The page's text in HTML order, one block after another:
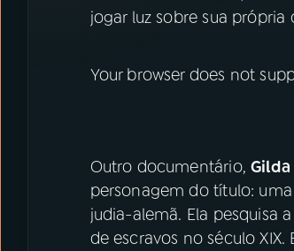
jogar luz sobre sua própria
Your browser does not
Outro documentário,
personagem do título:
judia-alemã. Ela pesquisa
de escravos no século